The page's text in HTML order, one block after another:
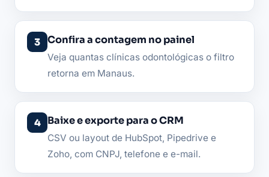
Confira a contagem no painel
Veja quantas clínicas odontológicas o filtro
retorna em Manaus.
Baixe e exporte para o CRM
CSV ou layout de HubSpot, Pipedrive e
Zoho, com CNPJ, telefone e e-mail.